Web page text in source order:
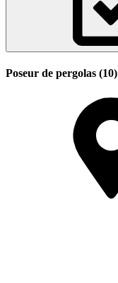
Poseur de pergolas (10)